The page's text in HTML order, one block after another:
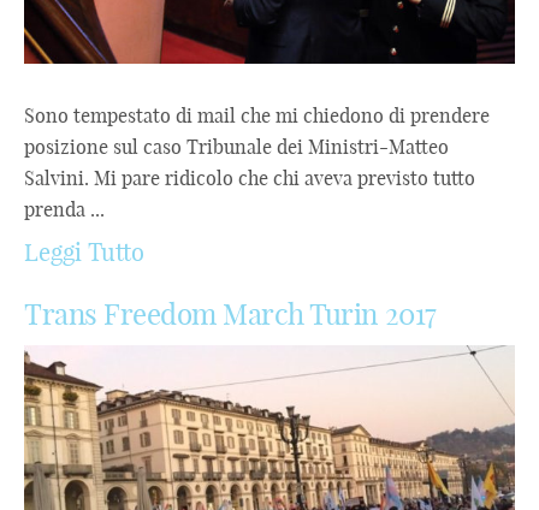
Sono tempestato di mail che mi chiedono di prendere
posizione sul caso Tribunale dei Ministri-Matteo
Salvini. Mi pare ridicolo che chi aveva previsto tutto
prenda ...
Leggi Tutto
Trans Freedom March Turin 2017